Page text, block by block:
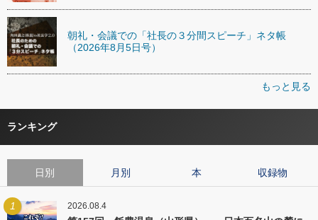
朝礼・会議での「社長の３分間スピーチ」ネタ帳
（2026年8月5日号）
もっと見る
ランキング
日別 月別 本 収録物
1 2026.08.4